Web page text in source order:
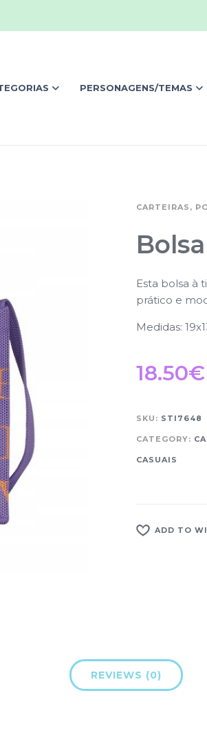
PERSONAGENS/TEMAS
CARTEIRAS,
Esta bolsa à
prático e
Medidas:
18.50€
SKU: STI7648
CATEGORY:
CASUAIS
ADD TO
REVIEWS (0)